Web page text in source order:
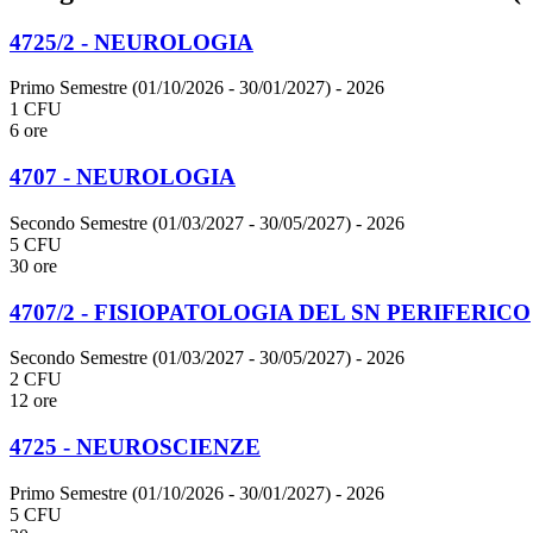
4725/2 - NEUROLOGIA
Primo Semestre (01/10/2026 - 30/01/2027) - 2026
1 CFU
6 ore
4707 - NEUROLOGIA
Secondo Semestre (01/03/2027 - 30/05/2027) - 2026
5 CFU
30 ore
4707/2 - FISIOPATOLOGIA DEL SN PERIFERICO
Secondo Semestre (01/03/2027 - 30/05/2027) - 2026
2 CFU
12 ore
4725 - NEUROSCIENZE
Primo Semestre (01/10/2026 - 30/01/2027) - 2026
5 CFU